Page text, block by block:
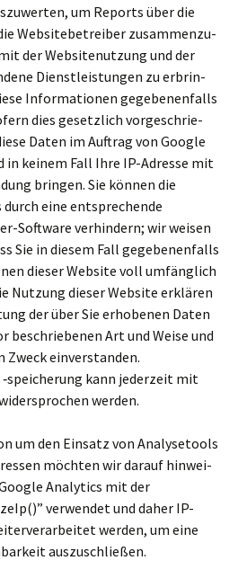
um Reports über die
Websitebetreiber zusam­men­zu­
der Websitenutzung und der
Dienstleistungen zu erbrin­
Informationen gege­be­nen­falls
dies gesetz­lich vor­ge­schrie­
Daten im Auftrag von Google
in keinem Fall Ihre IP-Adresse mit
brin­gen. Sie können die
eine ent­spre­chende
Software ver­hin­dern; wir weisen
Sie in diesem Fall gege­be­nen­falls
dieser Website voll umfäng­lich
Nutzung dieser Website erklä­ren
der über Sie erho­be­nen Daten
beschrie­be­nen Art und Weise und
Zweck ein­ver­stan­den.
kann jeder­zeit mit
werden.
um den Einsatz von Analysetools
möch­ten wir darauf hin­wei­
Analytics mit der
ver­wen­det und daher IP-
werden, um eine
aus­zu­schlie­ßen.